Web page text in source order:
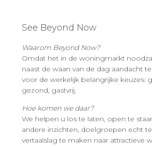
See Beyond Now
Waarom Beyond Now?
Omdat het in de woningmarkt
naast de waan van de dag aandacht
voor de werkelijk belangrijke keuzes:
gezond, gastvrij.
Hoe komen we daar?
We helpen u los te laten, open te
andere inzichten, doelgroepen echt
vertaalslag te maken naar attractieve